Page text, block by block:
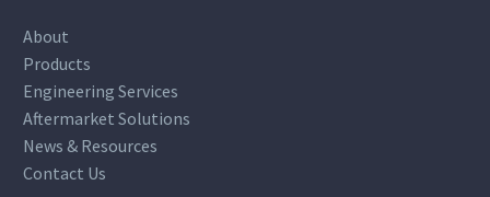
About
Products
Engineering Services
Aftermarket Solutions
News & Resources
Contact Us